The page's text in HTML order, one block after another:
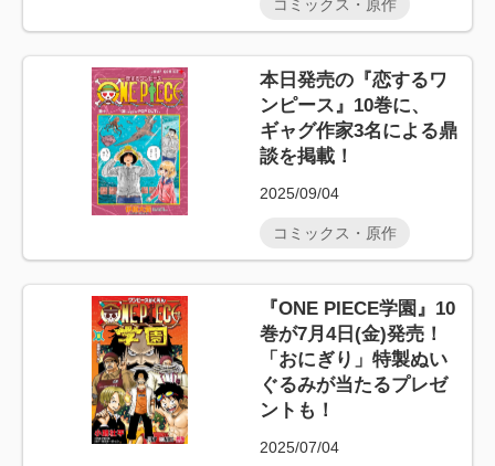
コミックス・原作
本日発売の『恋するワ
ンピース』10巻に、
ギャグ作家3名による鼎
談を掲載！
2025/09/04
コミックス・原作
『ONE PIECE学園』10
巻が7月4日(金)発売！
「おにぎり」特製ぬい
ぐるみが当たるプレゼ
ントも！
2025/07/04